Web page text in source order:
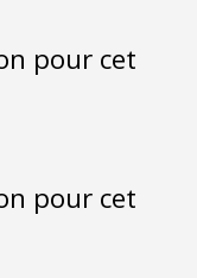
pour cet
pour cet